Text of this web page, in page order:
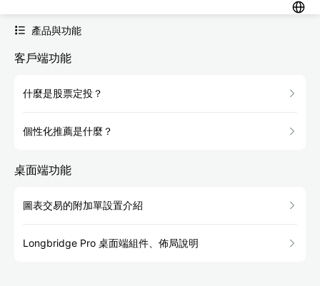
產品與功能
客戶端功能
什麼是股票定投？
個性化推薦是什麼？
桌面端功能
圖表交易的附加單設置介紹
Longbridge Pro 桌面端組件、佈局說明